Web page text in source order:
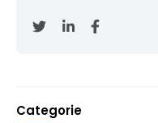
Categorie